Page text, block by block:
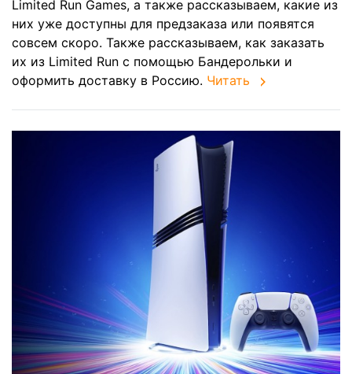
Limited Run Games, а также рассказываем, какие из
них уже доступны для предзаказа или появятся
совсем скоро. Также рассказываем, как заказать
их из Limited Run с помощью Бандерольки и
оформить доставку в Россию. Читать